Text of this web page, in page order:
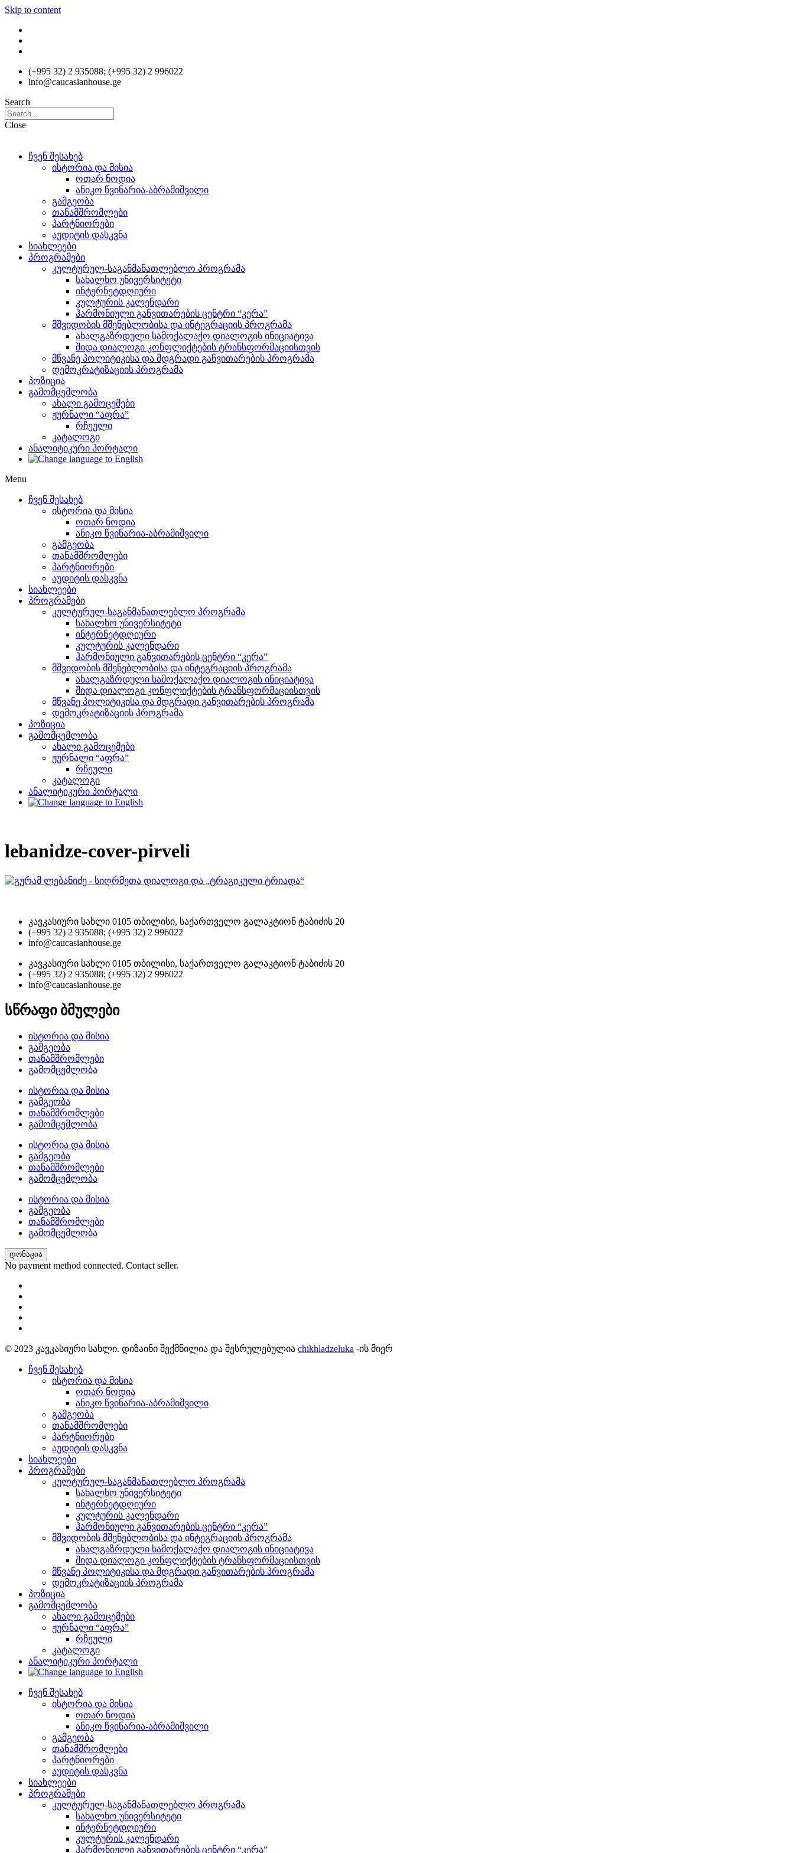
Skip to content
(+995 32) 2 935088; (+995 32) 2 996022
info@caucasianhouse.ge
Search
Close
ჩვენ შესახებ
ისტორია და მისია
ოთარ ნოდია
ანიკო წვინარია-აბრამიშვილი
გამგეობა
თანამშრომლები
პარტნიორები
აუდიტის დასკვნა
სიახლეები
პროგრამები
კულტურულ-საგანმანათლებლო პროგრამა
სახალხო უნივერსიტეტი
ინტერნეტდღიური
კულტურის კალენდარი
ჰარმონიული განვითარების ცენტრი “კერა”
მშვიდობის მშენებლობისა და ინტეგრაციის პროგრამა
ახალგაზრდული სამოქალაქო დიალოგის ინიციატივა
შიდა დიალოგი კონფლიქტების ტრანსფორმაციისთვის
მწვანე პოლიტიკისა და მდგრადი განვითარების პროგრამა
დემოკრატიზაციის პროგრამა
პოზიცია
გამომცემლობა
ახალი გამოცემები
ჟურნალი “აფრა”
რჩეული
კატალოგი
ანალიტიკური პორტალი
Menu
ჩვენ შესახებ
ისტორია და მისია
ოთარ ნოდია
ანიკო წვინარია-აბრამიშვილი
გამგეობა
თანამშრომლები
პარტნიორები
აუდიტის დასკვნა
სიახლეები
პროგრამები
კულტურულ-საგანმანათლებლო პროგრამა
სახალხო უნივერსიტეტი
ინტერნეტდღიური
კულტურის კალენდარი
ჰარმონიული განვითარების ცენტრი “კერა”
მშვიდობის მშენებლობისა და ინტეგრაციის პროგრამა
ახალგაზრდული სამოქალაქო დიალოგის ინიციატივა
შიდა დიალოგი კონფლიქტების ტრანსფორმაციისთვის
მწვანე პოლიტიკისა და მდგრადი განვითარების პროგრამა
დემოკრატიზაციის პროგრამა
პოზიცია
გამომცემლობა
ახალი გამოცემები
ჟურნალი “აფრა”
რჩეული
კატალოგი
ანალიტიკური პორტალი
lebanidze-cover-pirveli
კავკასიური სახლი 0105 თბილისი, საქართველო გალაკტიონ ტაბიძის 20
(+995 32) 2 935088; (+995 32) 2 996022
info@caucasianhouse.ge
კავკასიური სახლი 0105 თბილისი, საქართველო გალაკტიონ ტაბიძის 20
(+995 32) 2 935088; (+995 32) 2 996022
info@caucasianhouse.ge
სწრაფი ბმულები
ისტორია და მისია
გამგეობა
თანამშრომლები
გამომცემლობა
ისტორია და მისია
გამგეობა
თანამშრომლები
გამომცემლობა
ისტორია და მისია
გამგეობა
თანამშრომლები
გამომცემლობა
ისტორია და მისია
გამგეობა
თანამშრომლები
გამომცემლობა
დონაცია
No payment method connected. Contact seller.
© 2023 კავკასიური სახლი. დიზაინი შექმნილია და შესრულებულია chikhladzeluka -ის მიერ
ჩვენ შესახებ
ისტორია და მისია
ოთარ ნოდია
ანიკო წვინარია-აბრამიშვილი
გამგეობა
თანამშრომლები
პარტნიორები
აუდიტის დასკვნა
სიახლეები
პროგრამები
კულტურულ-საგანმანათლებლო პროგრამა
სახალხო უნივერსიტეტი
ინტერნეტდღიური
კულტურის კალენდარი
ჰარმონიული განვითარების ცენტრი “კერა”
მშვიდობის მშენებლობისა და ინტეგრაციის პროგრამა
ახალგაზრდული სამოქალაქო დიალოგის ინიციატივა
შიდა დიალოგი კონფლიქტების ტრანსფორმაციისთვის
მწვანე პოლიტიკისა და მდგრადი განვითარების პროგრამა
დემოკრატიზაციის პროგრამა
პოზიცია
გამომცემლობა
ახალი გამოცემები
ჟურნალი “აფრა”
რჩეული
კატალოგი
ანალიტიკური პორტალი
ჩვენ შესახებ
ისტორია და მისია
ოთარ ნოდია
ანიკო წვინარია-აბრამიშვილი
გამგეობა
თანამშრომლები
პარტნიორები
აუდიტის დასკვნა
სიახლეები
პროგრამები
კულტურულ-საგანმანათლებლო პროგრამა
სახალხო უნივერსიტეტი
ინტერნეტდღიური
კულტურის კალენდარი
ჰარმონიული განვითარების ცენტრი “კერა”